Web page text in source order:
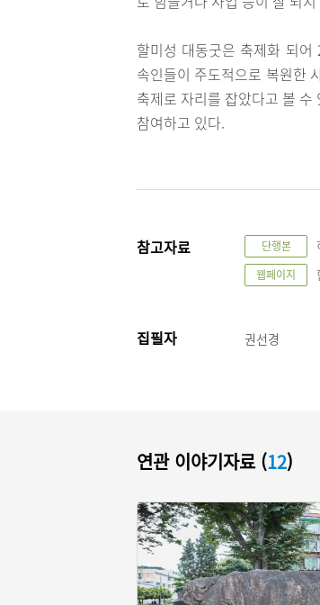
할미성 대동굿은 축제화 되어
속인들이 주도적으로 복원한
축제로 자리를 잡았다고 볼
참여하고 있다.
참고자료 단행본
웹페이지
집필자 권선경
연관 이야기자료 (12)